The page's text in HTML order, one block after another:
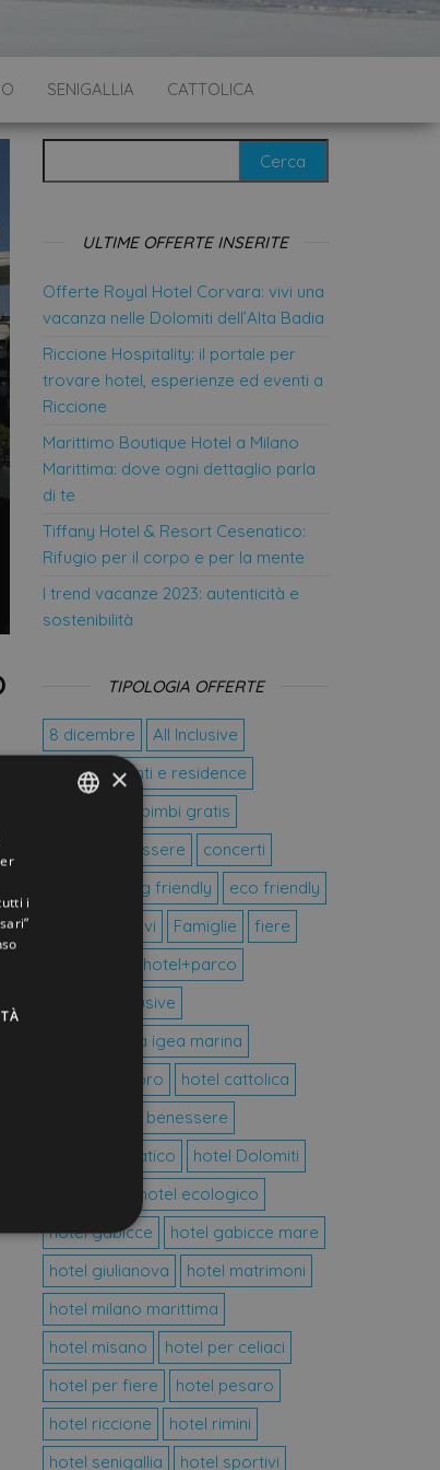
SENIGALLIA CATTOLICA
ULTIME OFFERTE INSERITE
Offerte Royal Hotel Corvara: vivi una
vacanza nelle Dolomiti dell’Alta Badia
Riccione Hospitality: il portale per
trovare hotel, esperienze ed eventi a
Riccione
Marittimo Boutique Hotel a Milano
Marittima: dove ogni dettaglio parla
di te
Tiffany Hotel & Resort Cesenatico:
Rifugio per il corpo e per la mente
I trend vacanze 2023: autenticità e
sostenibilità
TIPOLOGIA OFFERTE
8 dicembre
All Inclusive
Appartamenti e residence
bimbi gratis
centro benessere
concerti
dog friendly
eco friendly
eventi sportivi
Famiglie
fiere
hotel+parco
hotel all inclusive
hotel bellaria igea marina
hotel bertinoro
hotel cattolica
hotel centro benessere
hotel cesenatico
hotel Dolomiti
hotel ecologico
hotel gabicce
hotel gabicce mare
hotel giulianova
hotel matrimoni
hotel milano marittima
hotel misano
hotel per celiaci
hotel per fiere
hotel pesaro
hotel riccione
hotel rimini
hotel senigallia
hotel sportivi
×
i
Il sito
per ricordare le
che il banner dei